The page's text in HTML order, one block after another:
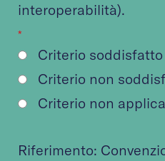
interoperabilità).
*
Criterio soddisfatto
Criterio non
Criterio non
Riferimento: